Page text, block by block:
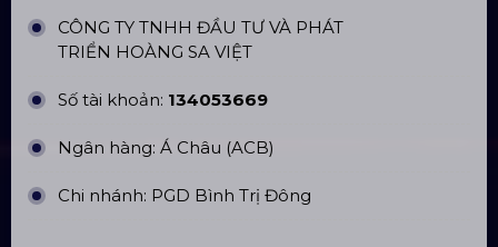
CÔNG TY TNHH ĐẦU TƯ VÀ PHÁT
TRIỂN HOÀNG SA VIỆT
Số tài khoản: 134053669
Ngân hàng: Á Châu (ACB)
Chi nhánh: PGD Bình Trị Đông